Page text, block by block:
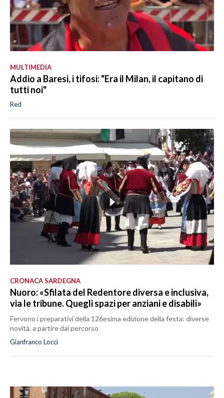
MULTIMEDIA
Addio a Baresi, i tifosi: "Era il Milan, il capitano di
tutti noi"
Red
CRONACA SARDEGNA
Nuoro: «Sfilata del Redentore diversa e inclusiva,
via le tribune. Quegli spazi per anziani e disabili»
Fervono i preparativi della 126esima edizione della festa: diverse
novità, a partire dal percorso
Gianfranco Locci